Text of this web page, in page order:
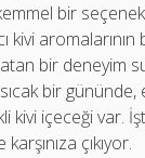
bir
kivi
bir deneyim
bir
kivi içeceği var.
çıkıyor.